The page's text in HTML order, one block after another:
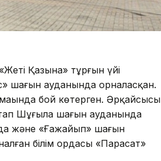
Қазына» тұрғын үйі
шағын ауданында орналасқан.
бой көтерген. Әрқайсысы
Шұғыла шағын ауданында
және «Ғажайып» шағын
білім ордасы «Парасат»